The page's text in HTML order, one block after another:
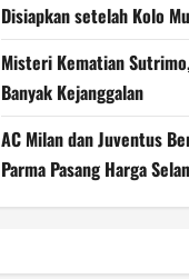
Disiapkan setelah Kolo
Misteri Kematian
Banyak Kejanggalan
AC Milan dan Juventus
Parma Pasang Harga